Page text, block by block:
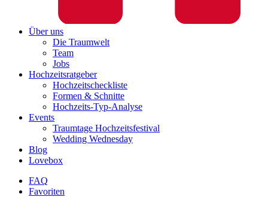
Über uns
Die Traumwelt
Team
Jobs
Hochzeitsratgeber
Hochzeitscheckliste
Formen & Schnitte
Hochzeits-Typ-Analyse
Events
Traumtage Hochzeitsfestival
Wedding Wednesday
Blog
Lovebox
FAQ
Favoriten